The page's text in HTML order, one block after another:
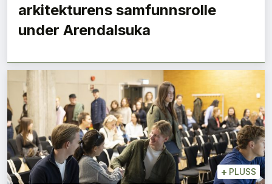
arkitekturens samfunnsrolle
under Arendalsuka
+ PLUSS